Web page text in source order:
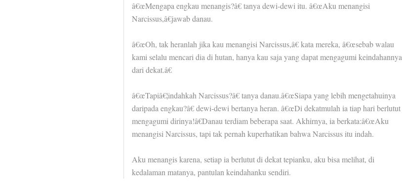
â€œMengapa engkau menangis?â€ tanya dewi-dewi itu. â€œAku menangisi
Narcissus,â€jawab danau.
â€œOh, tak heranlah jika kau menangisi Narcissus,â€ kata mereka, â€œsebab walau
kami selalu mencari dia di hutan, hanya kau saja yang dapat mengagumi keindahannya
dari dekat.â€
â€œTapiâ€¦indahkah Narcissus?â€ tanya danau.â€œSiapa yang lebih mengetahuinya
daripada engkau?â€ dewi-dewi bertanya heran. â€œDi dekatmulah ia tiap hari berlutut
mengagumi dirinya!â€Danau terdiam beberapa saat. Akhirnya, ia berkata:â€œAku
menangisi Narcissus, tapi tak pernah kuperhatikan bahwa Narcissus itu indah.
Aku menangis karena, setiap ia berlutut di dekat tepianku, aku bisa melihat, di
kedalaman matanya, pantulan keindahanku sendiri.